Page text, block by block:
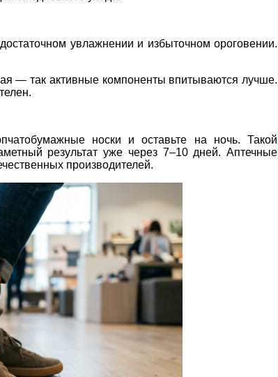
увлажнении и избыточном ороговении.
— так активные компоненты впитываются лучше.
носки и оставьте на ночь. Такой
результат уже через 7–10 дней. Аптечные
производителей.